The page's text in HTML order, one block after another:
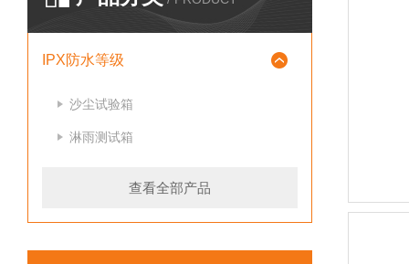
IPX防水等级
沙尘试验箱
淋雨测试箱
查看全部产品